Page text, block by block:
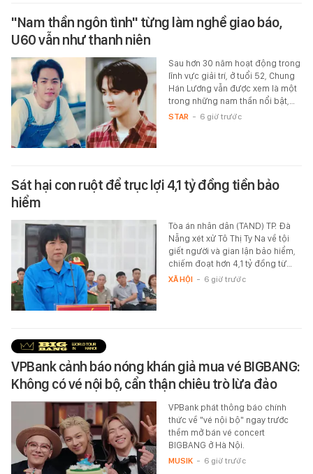
"Nam thần ngôn tình" từng làm nghề giao báo,
U60 vẫn như thanh niên
Sau hơn 30 năm hoạt động trong
lĩnh vực giải trí, ở tuổi 52, Chung
Hán Lương vẫn được xem là một
trong những nam thần nổi bật,…
STAR - 6 giờ trước
Sát hại con ruột để trục lợi 4,1 tỷ đồng tiền bảo
hiểm
Tòa án nhân dân (TAND) TP. Đà
Nẵng xét xử Tô Thị Ty Na về tội
giết người và gian lận bảo hiểm,
chiếm đoạt hơn 4,1 tỷ đồng từ…
XÃ HỘI - 6 giờ trước
VPBank cảnh báo nóng khán giả mua vé BIGBANG:
Không có vé nội bộ, cẩn thận chiêu trò lừa đảo
VPBank phát thông báo chính
thức về "vé nội bộ" ngay trước
thềm mở bán vé concert
BIGBANG ở Hà Nội.
MUSIK - 6 giờ trước